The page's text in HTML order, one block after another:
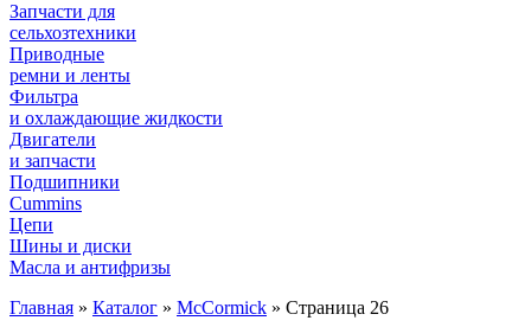
Запчасти для
сельхозтехники
Приводные
ремни и ленты
Фильтра
и охлаждающие жидкости
Двигатели
и запчасти
Подшипники
Cummins
Цепи
Шины и диски
Масла и антифризы
Главная » Каталог » McCormick » Страница 26